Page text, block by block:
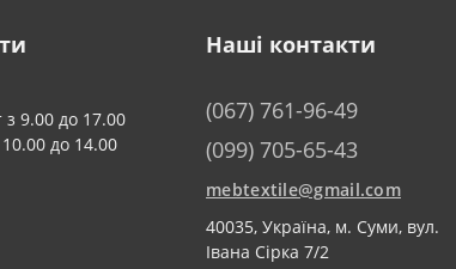
з 9.00 до 17.00
до 14.00
Наші контакти
(067) 761-96-49
(099) 705-65-43
mebtextile@gmail.com
40035, Україна, м. Суми, вул.
Івана Сірка 7/2